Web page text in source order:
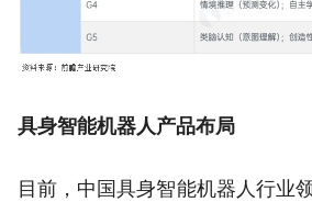
具身智能机器人产品布局
目前，中国具身智能机器人行业